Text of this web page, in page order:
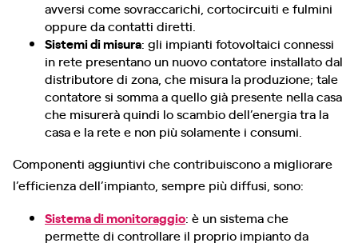
avversi come sovraccarichi, cortocircuiti e fulmini
oppure da contatti diretti.
Sistemi di misura: gli impianti fotovoltaici connessi
in rete presentano un nuovo contatore installato dal
distributore di zona, che misura la produzione; tale
contatore si somma a quello già presente nella casa
che misurerà quindi lo scambio dell’energia tra la
casa e la rete e non più solamente i consumi.
Componenti aggiuntivi che contribuiscono a migliorare
l’efficienza dell’impianto, sempre più diffusi, sono:
Sistema di monitoraggio: è un sistema che
permette di controllare il proprio impianto da